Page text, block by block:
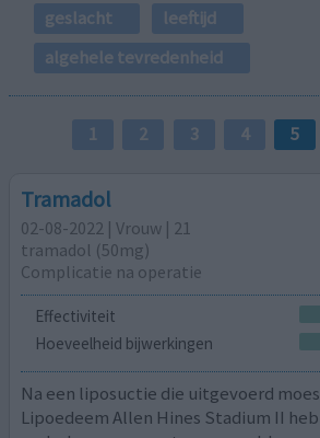
geslacht
leeftijd
algehele tevredenheid
1 2 3 4 5
Tramadol
02-08-2022 | Vrouw | 21
tramadol (50mg)
Complicatie na operatie
Effectiviteit
Hoeveelheid bijwerkingen
Na een liposuctie die uitgevoerd
Lipoedeem Allen Hines Stadium II